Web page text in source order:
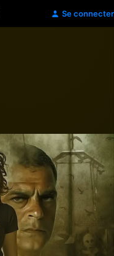
Se connecter